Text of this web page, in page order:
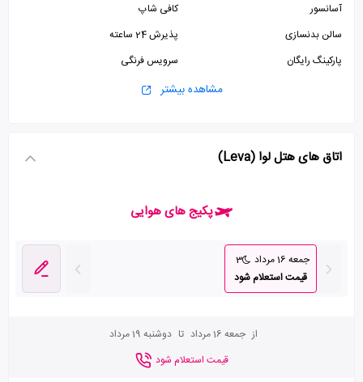
آسانسور
کافی شاپ
سالن بدنسازی
پذیرش 24 ساعته
پارکینگ رایگان
سرویس فرنگی
ماساژ
مشاهده بیشتر
اتاق های هتل لوا (Leva)
پکیج های هوایی
جمعه 16 مرداد
3
قیمت استعلام شود
از جمعه 16 مرداد تا دوشنبه 19 مرداد
قیمت استعلام شود